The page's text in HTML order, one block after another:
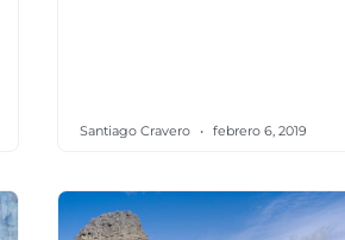
Santiago Cravero febrero 6, 2019